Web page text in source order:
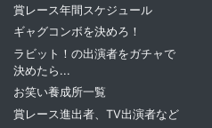
賞レース年間スケジュール
ギャグコンボを決めろ！
ラビット！の出演者をガチャで
決めたら...
お笑い養成所一覧
賞レース進出者、TV出演者など